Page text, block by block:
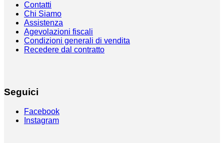
Contatti
Chi Siamo
Assistenza
Agevolazioni fiscali
Condizioni generali di vendita
Recedere dal contratto
Seguici
Facebook
Instagram